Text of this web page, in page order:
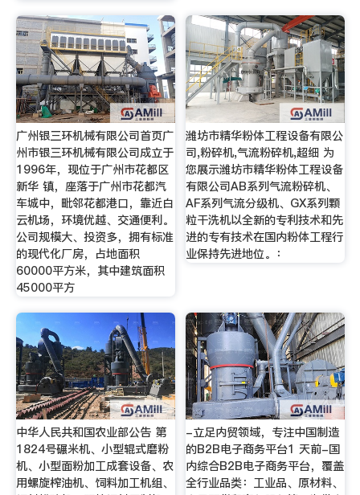
广州银三环机械有限公司首页广
州市银三环机械有限公司成立于
1996年，现位于广州市花都区
新华 镇，座落于广州市花都汽
车城中，毗邻花都港口，靠近白
云机场，环境优越、交通便利。
公司规模大、投资多，拥有标准
的现代化厂房，占地面积
60000平方米，其中建筑面积
45000平方
潍坊市精华粉体工程设备有限公
司,粉碎机,气流粉碎机,超细 为
您展示潍坊市精华粉体工程设备
有限公司AB系列气流粉碎机、
AF系列气流分级机、GX系列颗
粒干洗机以全新的专利技术和先
进的专有技术在国内粉体工程行
业保持先进地位。：
中华人民共和国农业部公告 第
1824号碾米机、小型辊式磨粉
机、小型面粉加工成套设备、农
用螺旋榨油机、饲料加工机组、
-立足内贸领域，专注中国制造
的B2B电子商务平台1 天前-国
内综合B2B电子商务平台，覆盖
全行业品类：工业品、原材料、